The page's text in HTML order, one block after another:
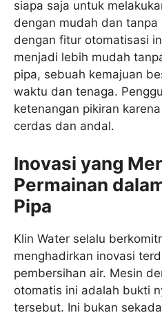
siapa saja untuk
dengan mudah dan tanpa
dengan fitur otomatisasi
menjadi lebih mudah
pipa, sebuah kemajuan
waktu dan tenaga.
ketenangan pikiran
cerdas dan andal.
Inovasi yang
Permainan
Pipa
Klin Water selalu
menghadirkan inovasi
pembersihan air. Mesin
otomatis ini adalah bukti
tersebut. Ini bukan